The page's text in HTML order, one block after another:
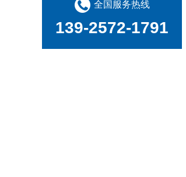
全国服务热线
139-2572-1791